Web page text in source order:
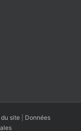
du site
Données